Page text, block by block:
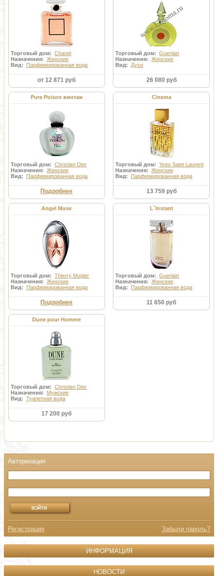
Торговый дом: Chanel
Назначения: Женские
Вид: Парфюмированная вода
от 12 871 руб
Торговый дом:Guerlain
Назначения:Женские
Вид: Духи
26 080 руб
Pure Poison винтаж
Торговый дом: Christian Dior
Назначения: Женские
Вид: Парфюмированная вода
Подробнее
Cinema
Торговый дом:Yves Saint Laurent
Назначения:Женские
Вид: Парфюмированная вода
13 759 руб
Angel Muse
Торговый дом: Thierry Mugler
Назначения: Женские
Вид: Парфюмированная вода
Подробнее
L`Instant
Торговый дом:Guerlain
Назначения:Женские
Вид: Парфюмированная вода
11 650 руб
Dune pour Homme
Торговый дом: Christian Dior
Назначения: Мужские
Вид: Туалетная вода
17 200 руб
Регистрация Забыли пароль?
ИНФОРМАЦИЯ
НОВОСТИ